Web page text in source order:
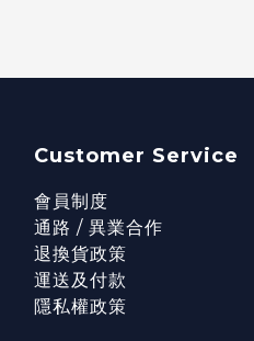
Customer Service
會員制度
通路 / 異業合作
退換貨政策
運送及付款
隱私權政策